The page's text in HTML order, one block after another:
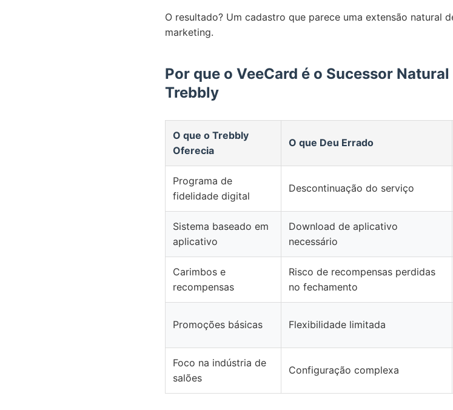
O resultado? Um cadastro que parece uma extensão natural
marketing.
Por que o VeeCard é o Sucessor
Trebbly
O que o Trebbly
Oferecia
O que Deu Errado
Programa de
fidelidade digital
Descontinuação do serviço
Sistema baseado em
aplicativo
Download de aplicativo
necessário
Carimbos e
recompensas
Risco de recompensas perdidas
no fechamento
Promoções básicas Flexibilidade limitada
Foco na indústria de
salões
Configuração complexa